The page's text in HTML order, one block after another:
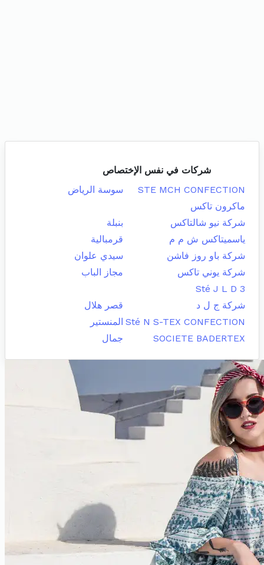
شركات في نفس الإختصاص
STE MCH CONFECTION
سوسة الرياض
ماكرون تاكس
شركة نيو شالتاكس
بنبلة
ياسميتاكس ش م م
قرمبالية
شركة باو روز فاشن
سيدي علوان
شركة يوني تاكس
مجاز الباب
Sté J L D 3
شركة ج ل د
قصر هلال
Sté N S-TEX CONFECTION المنستير
SOCIETE BADERTEX
جمال